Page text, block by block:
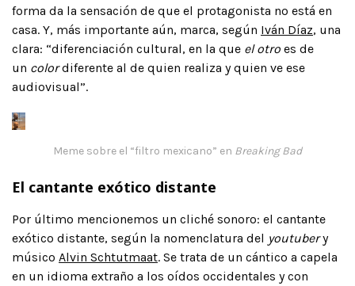
forma da la sensación de que el protagonista no está en
casa. Y, más importante aún, marca, según Iván Díaz, una
clara: “diferenciación cultural, en la que el otro es de
un colordiferente al de quien realiza y quien ve ese
audiovisual”.
Meme sobre el “filtro mexicano” en Breaking Bad
El cantante exótico distante
Por último mencionemos un cliché sonoro: el cantante
exótico distante, según la nomenclatura del youtubery
músico Alvin Schtutmaat. Se trata de un cántico a capela
en un idioma extraño a los oídos occidentales y con